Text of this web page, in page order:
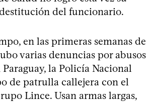
del funcionario.
en las primeras semanas de
varias denuncias por abusos
la Policía Nacional
de patrulla callejera con el
Lince. Usan armas largas,